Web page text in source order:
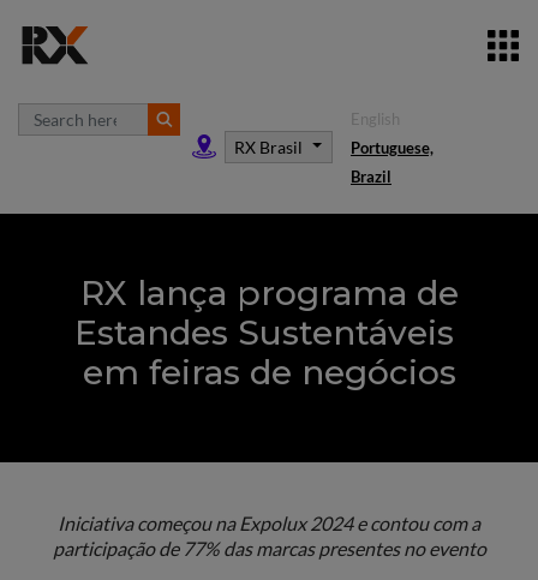
RX Brasil
English
Portuguese,
Brazil
RX lança programa de
Estandes Sustentáveis
em feiras de negócios
Iniciativa começou na Expolux 2024 e contou com a
participação de 77% das marcas presentes no evento